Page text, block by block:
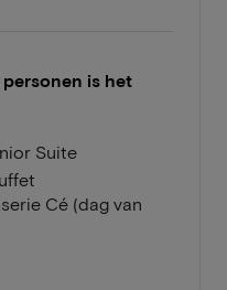
is het
Suite
Cé (dag van